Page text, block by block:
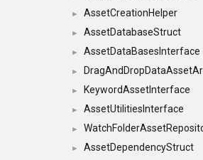
► AssetCreationHelper
► AssetDatabaseStruct
► AssetDataBasesInterface
►
► KeywordAssetInterface
► AssetUtilitiesInterface
►
► AssetDependencyStruct